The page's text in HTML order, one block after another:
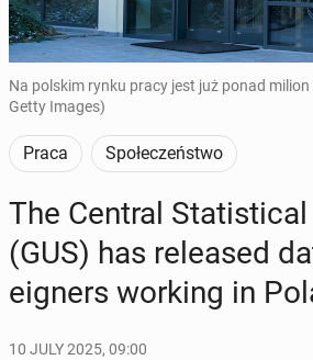
Na polskim rynku pracy jest już ponad
Getty Images)
Praca Społeczeństwo
The Central
(GUS) has re­leased
eign­ers working in
10 JULY 2025, 09:00